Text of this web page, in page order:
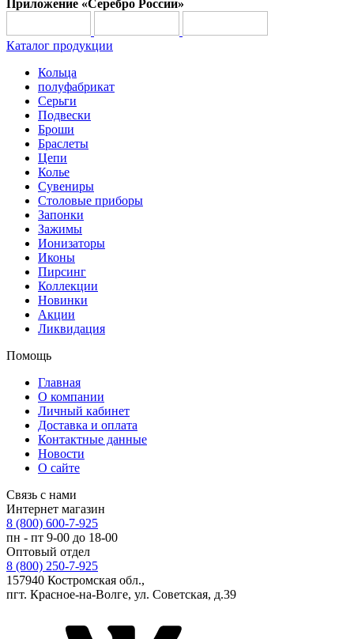
Приложение «Серебро России»
Каталог продукции
Кольца
полуфабрикат
Серьги
Подвески
Броши
Браслеты
Цепи
Колье
Сувениры
Столовые приборы
Запонки
Зажимы
Ионизаторы
Иконы
Пирсинг
Коллекции
Новинки
Акции
Ликвидация
Помощь
Главная
О компании
Личный кабинет
Доставка и оплата
Контактные данные
Новости
О сайте
Связь с нами
Интернет магазин
8 (800) 600-7-925
пн - пт 9-00 до 18-00
Оптовый отдел
8 (800) 250-7-925
157940 Костромская обл.,
пгт. Красное-на-Волге, ул. Советская, д.39